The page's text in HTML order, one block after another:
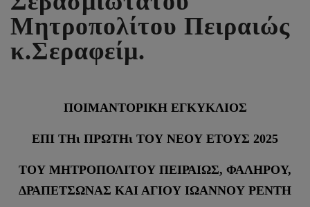
Μητροπολίτου Πειραιώς
κ.Σεραφείμ.
ΠΟΙΜΑΝΤΟΡΙΚΗ ΕΓΚΥΚΛΙΟΣ
ΕΠΙ ΤΗι ΠΡΩΤΗι ΤΟΥ ΝΕΟΥ ΕΤΟΥΣ 2025
ΤΟΥ ΜΗΤΡΟΠΟΛΙΤΟΥ ΠΕΙΡΑΙΩΣ, ΦΑΛΗΡΟΥ,
ΔΡΑΠΕΤΣΩΝΑΣ ΚΑΙ ΑΓΙΟΥ ΙΩΑΝΝΟΥ ΡΕΝΤΗ